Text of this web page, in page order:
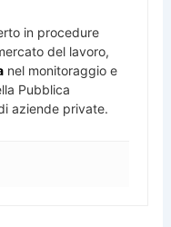
in procedure
del lavoro,
nel monitoraggio e
Pubblica
aziende private.